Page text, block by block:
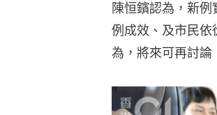
陳恒鑌認為，新
例成效、及市民依
為，將來可再討論